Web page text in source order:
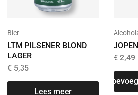
Bier
LTM PILSENER BLOND
LAGER
€ 5,35
Lees meer
€2,49